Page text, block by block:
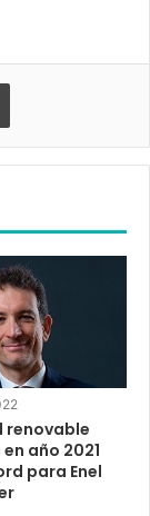
renovable
año 2021
para Enel